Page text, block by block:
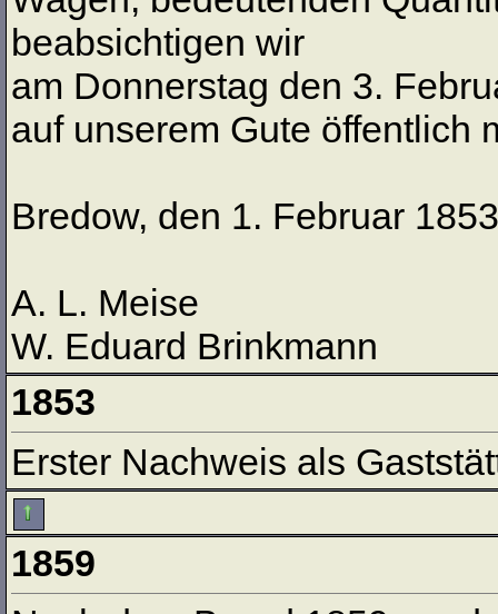
beabsichtigen wir
am Donnerstag den 3.
auf unserem Gute öffentlich
Bredow, den 1. Februar 1853
A. L. Meise
W. Eduard Brinkmann
1853
Erster Nachweis als
1859